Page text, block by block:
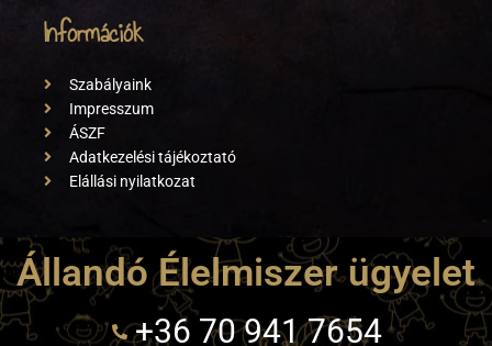
Információk
Szabályaink
Impresszum
ÁSZF
Adatkezelési tájékoztató
Elállási nyilatkozat
Állandó Élelmiszer ügyelet
+36 70 941 7654